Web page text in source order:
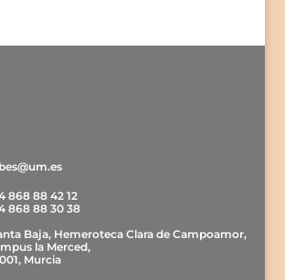
868 88 42 12
868 88 30 38
Baja, Hemeroteca Clara de Campoamor,
la Merced,
Murcia